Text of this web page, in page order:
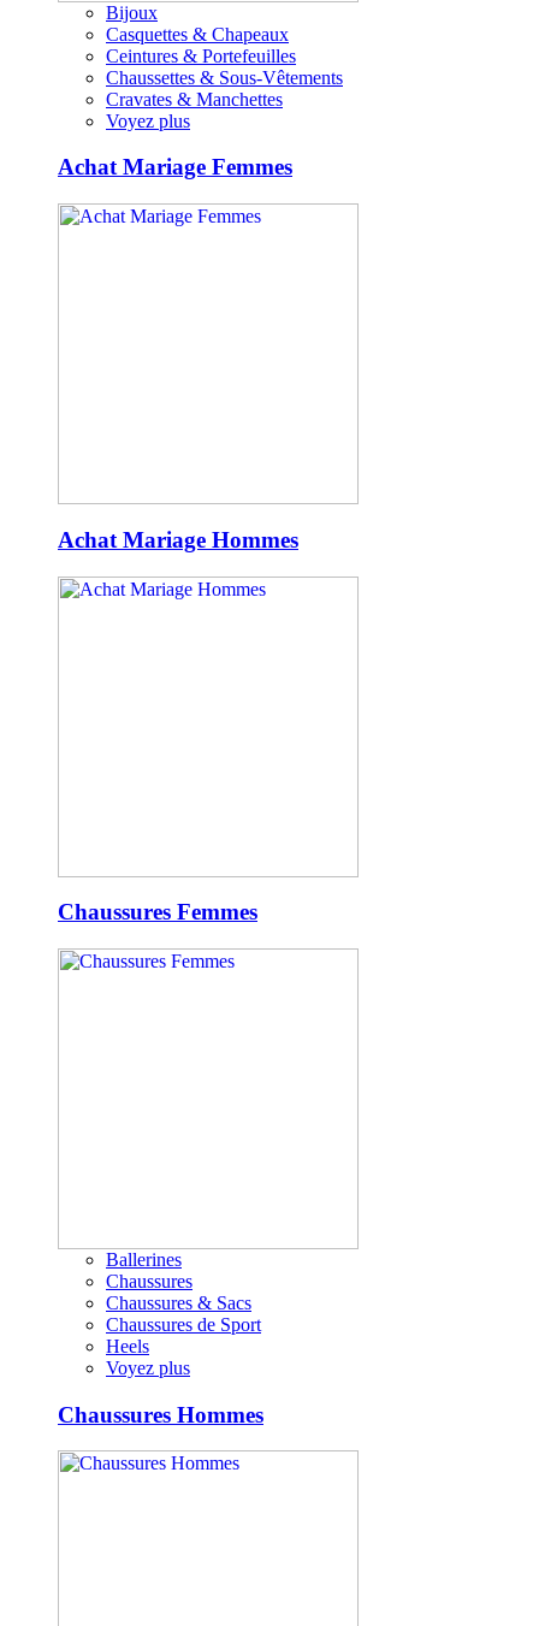
Bijoux
Casquettes & Chapeaux
Ceintures & Portefeuilles
Chaussettes & Sous-Vêtements
Cravates & Manchettes
Voyez plus
Achat Mariage Femmes
Achat Mariage Hommes
Chaussures Femmes
Ballerines
Chaussures
Chaussures & Sacs
Chaussures de Sport
Heels
Voyez plus
Chaussures Hommes